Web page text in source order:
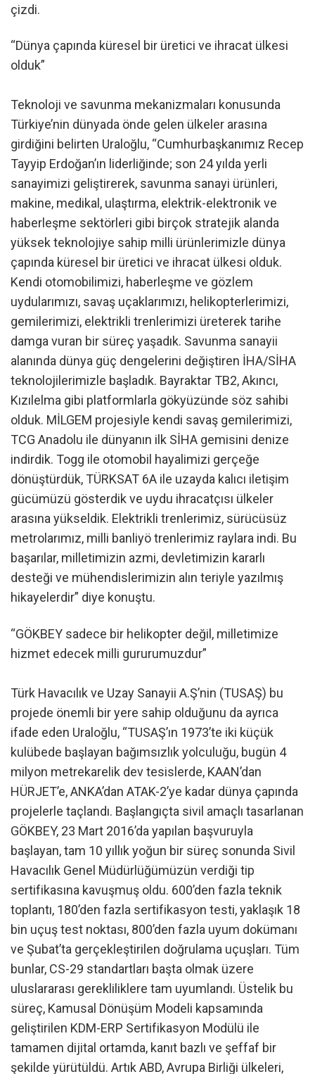
çizdi.
“Dünya çapında küresel bir üretici ve ihracat ülkesi
olduk”
Teknoloji ve savunma mekanizmaları konusunda
Türkiye’nin dünyada önde gelen ülkeler arasına
girdiğini belirten Uraloğlu, “Cumhurbaşkanımız Recep
Tayyip Erdoğan’ın liderliğinde; son 24 yılda yerli
sanayimizi geliştirerek, savunma sanayi ürünleri,
makine, medikal, ulaştırma, elektrik-elektronik ve
haberleşme sektörleri gibi birçok stratejik alanda
yüksek teknolojiye sahip milli ürünlerimizle dünya
çapında küresel bir üretici ve ihracat ülkesi olduk.
Kendi otomobilimizi, haberleşme ve gözlem
uydularımızı, savaş uçaklarımızı, helikopterlerimizi,
gemilerimizi, elektrikli trenlerimizi üreterek tarihe
damga vuran bir süreç yaşadık. Savunma sanayii
alanında dünya güç dengelerini değiştiren İHA/SİHA
teknolojilerimizle başladık. Bayraktar TB2, Akıncı,
Kızılelma gibi platformlarla gökyüzünde söz sahibi
olduk. MİLGEM projesiyle kendi savaş gemilerimizi,
TCG Anadolu ile dünyanın ilk SİHA gemisini denize
indirdik. Togg ile otomobil hayalimizi gerçeğe
dönüştürdük, TÜRKSAT 6A ile uzayda kalıcı iletişim
gücümüzü gösterdik ve uydu ihracatçısı ülkeler
arasına yükseldik. Elektrikli trenlerimiz, sürücüsüz
metrolarımız, milli banliyö trenlerimiz raylara indi. Bu
başarılar, milletimizin azmi, devletimizin kararlı
desteği ve mühendislerimizin alın teriyle yazılmış
hikayelerdir” diye konuştu.
“GÖKBEY sadece bir helikopter değil, milletimize
hizmet edecek milli gururumuzdur”
Türk Havacılık ve Uzay Sanayii A.Ş’nin (TUSAŞ) bu
projede önemli bir yere sahip olduğunu da ayrıca
ifade eden Uraloğlu, “TUSAŞ’ın 1973’te iki küçük
kulübede başlayan bağımsızlık yolculuğu, bugün 4
milyon metrekarelik dev tesislerde, KAAN’dan
HÜRJET’e, ANKA’dan ATAK-2’ye kadar dünya çapında
projelerle taçlandı. Başlangıçta sivil amaçlı tasarlanan
GÖKBEY, 23 Mart 2016’da yapılan başvuruyla
başlayan, tam 10 yıllık yoğun bir süreç sonunda Sivil
Havacılık Genel Müdürlüğümüzün verdiği tip
sertifikasına kavuşmuş oldu. 600’den fazla teknik
toplantı, 180’den fazla sertifikasyon testi, yaklaşık 18
bin uçuş test noktası, 800’den fazla uyum dokümanı
ve Şubat’ta gerçekleştirilen doğrulama uçuşları. Tüm
bunlar, CS-29 standartları başta olmak üzere
uluslararası gerekliliklere tam uyumlandı. Üstelik bu
süreç, Kamusal Dönüşüm Modeli kapsamında
geliştirilen KDM-ERP Sertifikasyon Modülü ile
tamamen dijital ortamda, kanıt bazlı ve şeffaf bir
şekilde yürütüldü. Artık ABD, Avrupa Birliği ülkeleri,